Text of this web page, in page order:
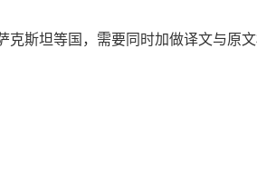
斯坦等国，需要同时加做译文与原